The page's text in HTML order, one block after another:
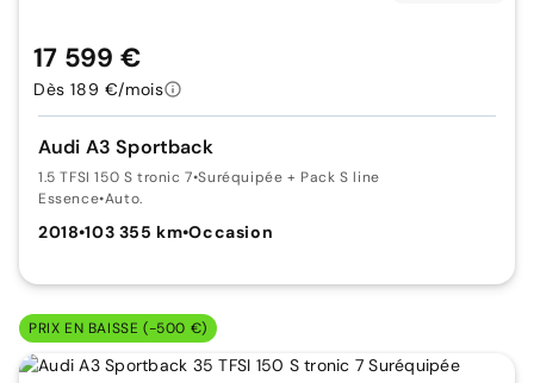
Audi A3 Sportback
1.5 TFSI 150 S tronic 7•Suréquipée + Pack S line
Essence•Auto.
2018•103 355 km•Occasion
17 599 €
Dès 189 €/mois
PRIX EN BAISSE (-500 €)